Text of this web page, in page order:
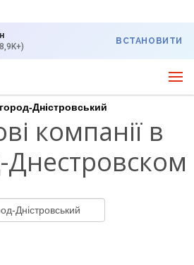
ВСТАНОВИТИ
Дністровський
компанії в
Днестровском